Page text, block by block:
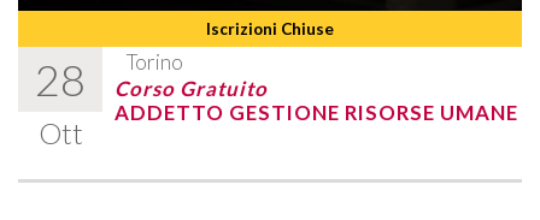
Iscrizioni Chiuse
28
Ott
Torino
Corso Gratuito
ADDETTO GESTIONE RISORSE UMANE